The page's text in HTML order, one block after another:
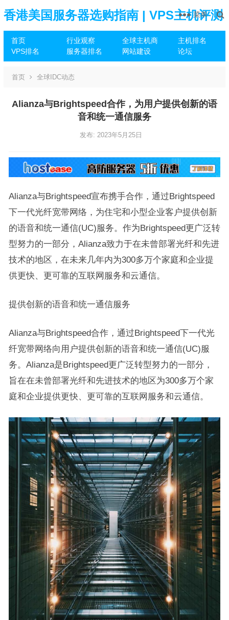
香港美国服务器选购指南 | VPS主机评测
推荐
首页 行业观察 全球主机商
主机排名
VPS排名
服务器排名 网站建设 论坛
菜单
首页 全球IDC动态
Alianza与Brightspeed合作，为用户提供创新的语
音和统一通信服务
发布: 2023年5月25日
Alianza与Brightspeed宣布携手合作，通过Brightspeed
下一代光纤宽带网络，为住宅和小型企业客户提供创新
的语音和统一通信(UC)服务。作为Brightspeed更广泛转
型努力的一部分，Alianza致力于在未曾部署光纤和先进
技术的地区，在未来几年内为300多万个家庭和企业提
供更快、更可靠的互联网服务和云通信。
提供创新的语音和统一通信服务
Alianza与Brightspeed合作，通过Brightspeed下一代光
纤宽带网络向用户提供创新的语音和统一通信(UC)服
务。Alianza是Brightspeed更广泛转型努力的一部分，
旨在在未曾部署光纤和先进技术的地区为300多万个家
庭和企业提供更快、更可靠的互联网服务和云通信。